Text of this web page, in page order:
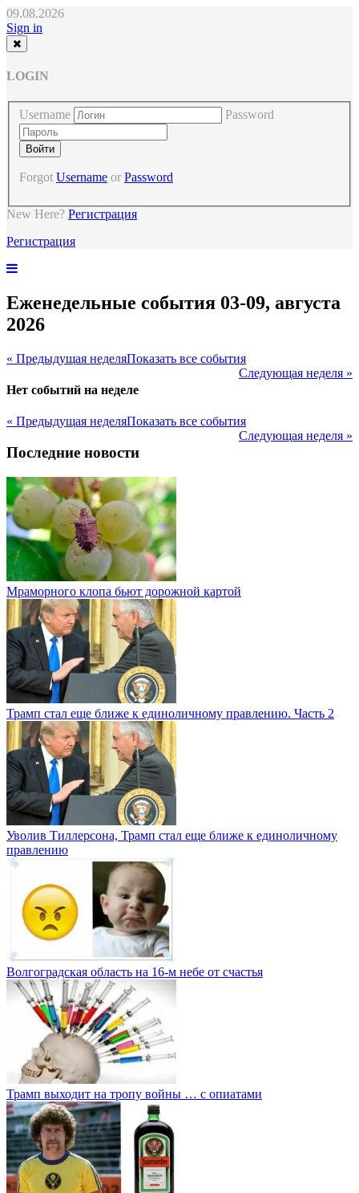
09.08.2026
Sign in
LOGIN
Username Password
Forgot Username or Password
New Here? Регистрация
Регистрация
Еженедельные события 03-09, августа
2026
« Предыдущая неделяПоказать все события
Следующая неделя »
Нет событий на неделе
« Предыдущая неделяПоказать все события
Следующая неделя »
Последние новости
Мраморного клопа бьют дорожной картой
Трамп стал еще ближе к единоличному правлению. Часть 2
Уволив Тиллерсона, Трамп стал еще ближе к единоличному
правлению
Волгоградская область на 16-м небе от счастья
Трамп выходит на тропу войны … с опиатами